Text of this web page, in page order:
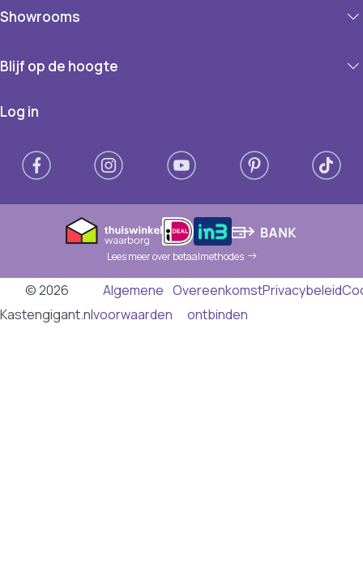
Showrooms
Blijf op de hoogte
Log in
Lees meer over betaalmethodes
© 2026
Kastengigant.nl
Algemene
voorwaarden
Overeenkomst
ontbinden
Privacybeleid